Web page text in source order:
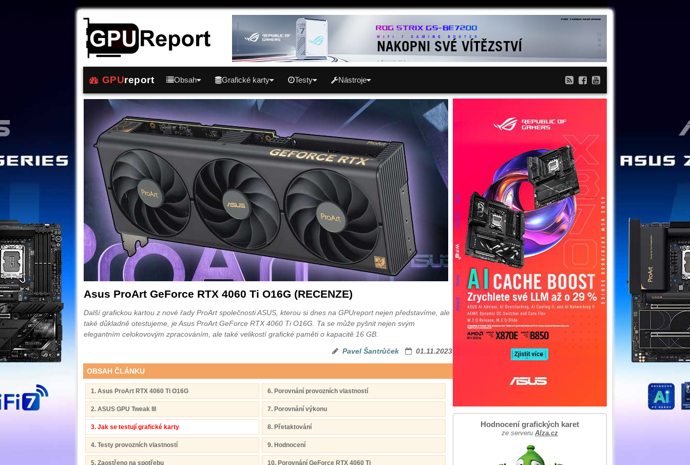
GPUreport Obsah Grafické karty Testy Nástroje
Asus ProArt GeForce RTX 4060 Ti O16G (RECENZE)
Další grafickou kartou z nové řady ProArt společnosti ASUS, kterou si dnes na GPUreport nejen představíme, ale
také důkladně otestujeme, je Asus ProArt GeForce RTX 4060 Ti O16G. Ta se může pyšnit nejen svým
elegantním celokovovým zpracováním, ale také velikostí grafické paměti o kapacitě 16 GB.
Pavel Šantrůček 01.11.2023
OBSAH ČLÁNKU
1. Asus ProArt RTX 4060 Ti O16G 6. Porovnání provozních vlastností
2. ASUS GPU Tweak III 7. Porovnání výkonu
3. Jak se testují grafické karty 8. Přetaktování
4. Testy provozních vlastností 9. Hodnocení
5. Zaostřeno na spotřebu 10. Porovnání GeForce RTX 4060 Ti
Hodnocení grafických karet
ze serveru Alza.cz